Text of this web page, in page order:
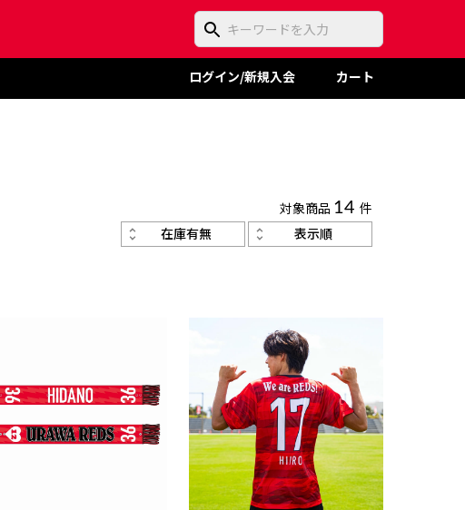
ログイン/新規入会 カート
対象商品 14 件
在庫有無
表示順